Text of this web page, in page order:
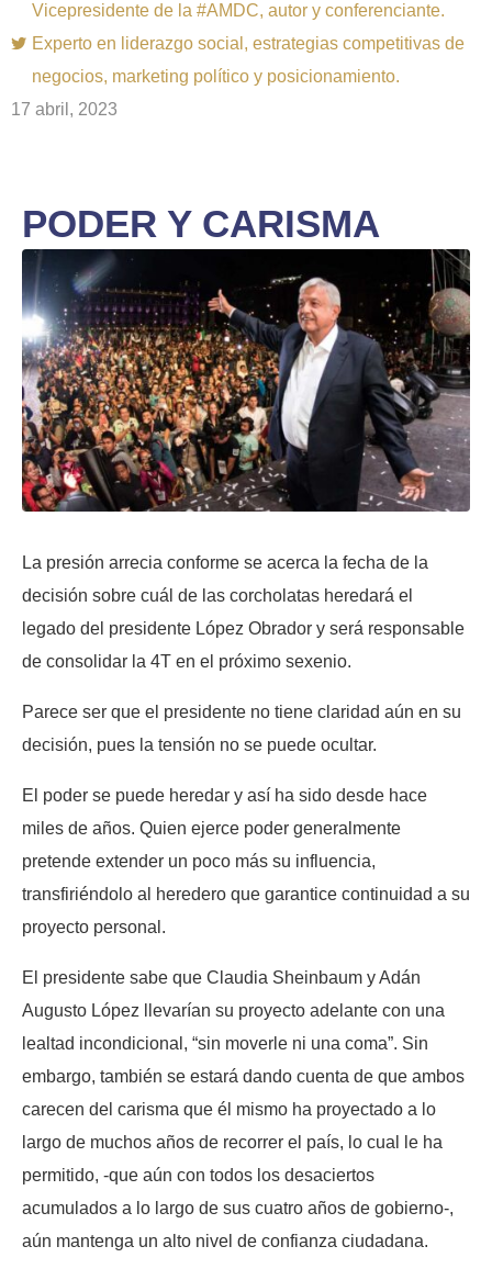
Vicepresidente de la #AMDC, autor y conferenciante.
Experto en liderazgo social, estrategias competitivas de
negocios, marketing político y posicionamiento.
17 abril, 2023
PODER Y CARISMA
La presión arrecia conforme se acerca la fecha de la
decisión sobre cuál de las corcholatas heredará el
legado del presidente López Obrador y será responsable
de consolidar la 4T en el próximo sexenio.
Parece ser que el presidente no tiene claridad aún en su
decisión, pues la tensión no se puede ocultar.
El poder se puede heredar y así ha sido desde hace
miles de años. Quien ejerce poder generalmente
pretende extender un poco más su influencia,
transfiriéndolo al heredero que garantice continuidad a su
proyecto personal.
El presidente sabe que Claudia Sheinbaum y Adán
Augusto López llevarían su proyecto adelante con una
lealtad incondicional, “sin moverle ni una coma”. Sin
embargo, también se estará dando cuenta de que ambos
carecen del carisma que él mismo ha proyectado a lo
largo de muchos años de recorrer el país, lo cual le ha
permitido, -que aún con todos los desaciertos
acumulados a lo largo de sus cuatro años de gobierno-,
aún mantenga un alto nivel de confianza ciudadana.